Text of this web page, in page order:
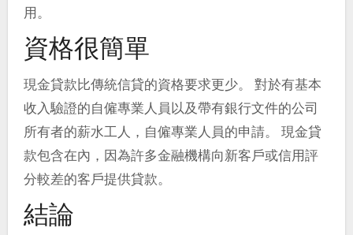
用。
資格很簡單
現金貸款比傳統信貸的資格要求更少。 對於有基本
收入驗證的自僱專業人員以及帶有銀行文件的公司
所有者的薪水工人，自僱專業人員的申請。 現金貸
款包含在內，因為許多金融機構向新客戶或信用評
分較差的客戶提供貸款。
結論